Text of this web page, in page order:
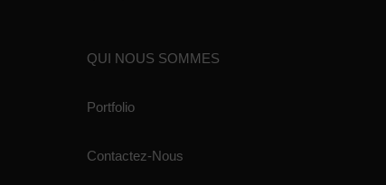
QUI NOUS SOMMES
Portfolio
Contactez-Nous